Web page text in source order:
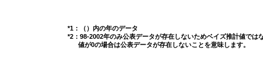
*1：（）内の年のデータ
*2：98-2002年のみ公表データが存在しないためベイズ推計値で
値が0の場合は公表データが存在しないことを意味します。